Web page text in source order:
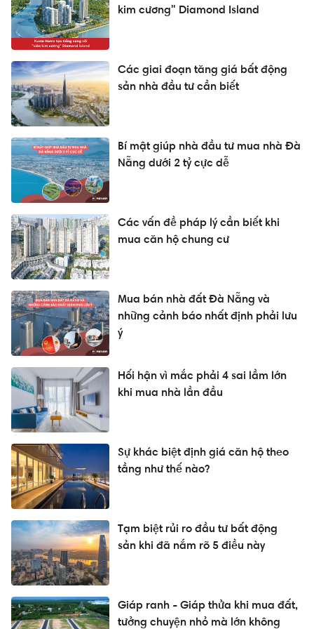
kim cương" Diamond Island
Các giai đoạn tăng giá bất động
sản nhà đầu tư cần biết
Bí mật giúp nhà đầu tư mua nhà Đà
Nẵng dưới 2 tỷ cực dễ
Các vấn đề pháp lý cần biết khi
mua căn hộ chung cư
Mua bán nhà đất Đà Nẵng và
những cảnh báo nhất định phải lưu
ý
Hối hận vì mắc phải 4 sai lầm lớn
khi mua nhà lần đầu
Sự khác biệt định giá căn hộ theo
tầng như thế nào?
Tạm biệt rủi ro đầu tư bất động
sản khi đã nắm rõ 5 điều này
Giáp ranh - Giáp thửa khi mua đất,
tưởng chuyện nhỏ mà lớn không